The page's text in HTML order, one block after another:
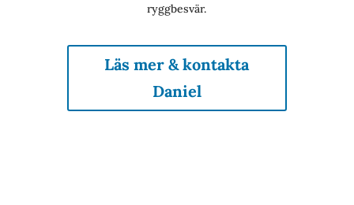
ryggbesvär.
Läs mer & kontakta
Daniel